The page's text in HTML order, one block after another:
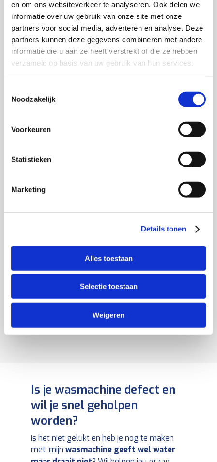
en om ons websiteverkeer te analyseren. Ook delen we
informatie over uw gebruik van onze site met onze
partners voor social media, adverteren en analyse. Deze
partners kunnen deze gegevens combineren met andere
informatie die u aan ze heeft verstrekt of die ze hebben
verzameld op basis van uw gebruik van hun services.
Noodzakelijk
Voorkeuren
Statistieken
Marketing
Details tonen
Alles toestaan
Selectie toestaan
Weigeren
Haal de stekker
stopcontact en draai de
onderstaande stappen
De koolborstel zit in de
onderin de
Maak de bedrading van
los en haal deze uit de
deze vast
Bevestig de bedrading
weer aan de
Zo vervang je de
koolborstels van jouw
niet de huidige riem,
maar plaats een nieuwe.
Zelf oplossen:
De aandrijfriem zit
meestal aan de
Draai de schroeven van
het achter paneel los
Hang de nieuwe riem
eerst om de as van de
aandrijfriem is goed
een beetje strak begint
aan te voelen.)
Plaats het achter
paneel vervolgens
terug en schroef deze
weer vast
Is je wasmachine defect en
wil je snel geholpen
worden?
Is het niet gelukt en heb je nog te maken
met, mijn wasmachine geeft wel water